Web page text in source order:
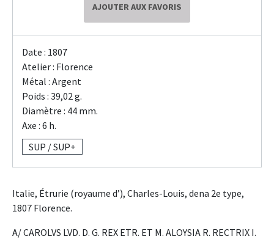
AJOUTER AUX FAVORIS
Date : 1807
Atelier : Florence
Métal : Argent
Poids : 39,02 g.
Diamètre : 44 mm.
Axe : 6 h.
SUP / SUP+
Italie, Étrurie (royaume d’), Charles-Louis, dena 2e type,
1807 Florence.
A/ CAROLVS LVD. D. G. REX ETR. ET M. ALOYSIA R. RECTRIX I.